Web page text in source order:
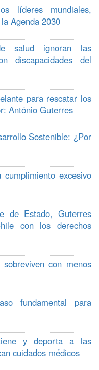
líderes mundiales,
Agenda 2030
salud ignoran las
discapacidades del
para rescatar los
António Guterres
Sostenible: ¿Por
excesivo
de Estado, Guterres
con los derechos
con menos
fundamental para
y deporta a las
cuidados médicos